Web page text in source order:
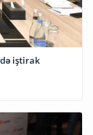
iştirak